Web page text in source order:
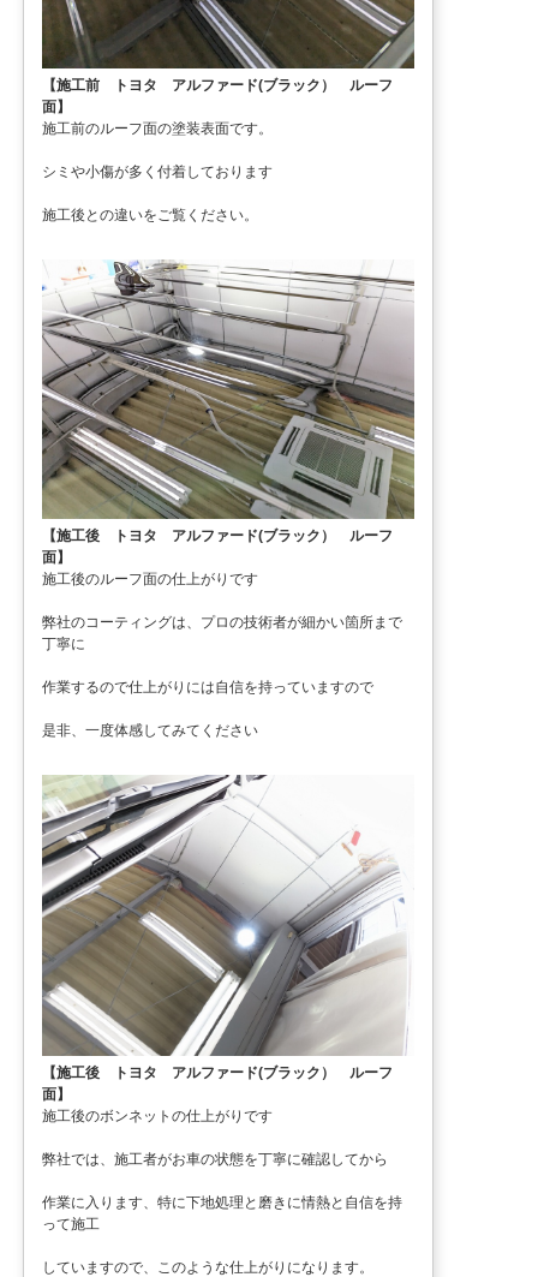
【施工前 トヨタ アルファード(ブラック） ルーフ
面】
施工前のルーフ面の塗装表面です。
シミや小傷が多く付着しております
施工後との違いをご覧ください。
【施工後 トヨタ アルファード(ブラック） ルーフ
面】
施工後のルーフ面の仕上がりです
弊社のコーティングは、プロの技術者が細かい箇所まで
丁寧に
作業するので仕上がりには自信を持っていますので
是非、一度体感してみてください
【施工後 トヨタ アルファード(ブラック） ルーフ
面】
施工後のボンネットの仕上がりです
弊社では、施工者がお車の状態を丁寧に確認してから
作業に入ります、特に下地処理と磨きに情熱と自信を持
って施工
していますので、このような仕上がりになります。